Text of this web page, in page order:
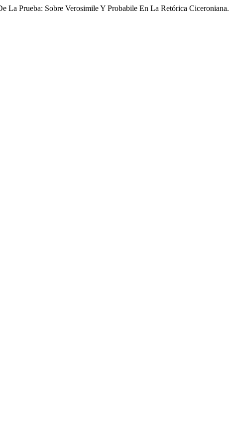
La Prueba: Sobre Verosimile Y Probabile En La Retórica Ciceroniana.